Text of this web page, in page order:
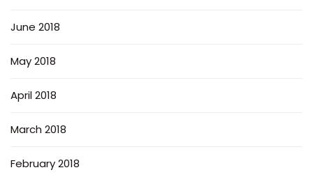
June 2018
May 2018
April 2018
March 2018
February 2018